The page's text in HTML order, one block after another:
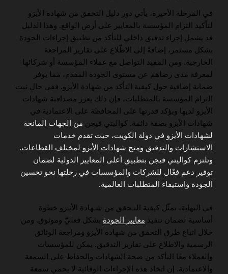
في المرحلة الأخيرة، يأتي دور دليل التحقق من شهادة الأيزو
لتأكيد التزام المؤسسة بالمعايير على أرض الواقع. وهذا الدليل
قد يشمل إجراء تدقيق داخلي للتأكد من تطبيق إجراءات الجودة
بشكل مستمر، إضافةً إلى الاطّلاع على تقارير المراجعة
الخارجية. ومن المفيد التواصل مع عملاء المؤسسة أو شركائها
لمعرفة مدى رضاهم عن مستوى الجودة المقدم، مما يوفر
ضمانة إضافية حول كيفية التأكد من شهادة الأيزو. ففي حال ثبت
التزام المؤسسة بالمتطلبات، فإن ذلك يعزز مصداقية شهادات
الأيزو لديها ويؤكد قدرتها على المحافظة على الاعتمادية في
شهادات الأيزو بصفة دائمة. كواليتي فيجن من الجهات المانحة
لشهادات الأيزو في دولة الكويت، حيث تقدم خدمات
الاستشارات والتدقيق ومنح شهادات الأيزو لمختلف القطاعات.
وتلتزم كواليتي فيجن بتطبيق أعلى المعايير الدولية لضمان
توفير دعم فعّال للشركات والمؤسسات في رحلتها نحو تحسين
الجودة واستيفاء المتطلبات العالمية.
في النهاية، تمثّل كيفية التـحقق من شـهادة الأيـزو خطوة
أساسية لضمان تنفيذ معايير الجودة بشكل فعليّ وموثوق. ومن
خلال اتباع طرق التحقق من شهادة الأيزو ومراجعة الوثائق
الرسمية والاطلاع على تقارير التدقيق. يمكن للمؤسسات
والعملاء معًا التأكد من صحة الشهادات والحفاظ على السمعة
والاعتمادية. إن اتخاذ هذه الإجراءات الوقائية لا يحمي سمعة